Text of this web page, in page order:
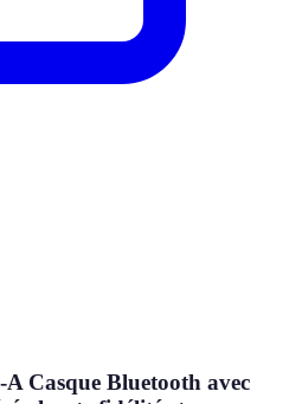
Casque Bluetooth avec